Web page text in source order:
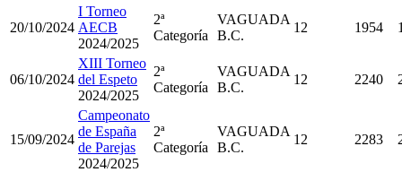
20/10/2024
I Torneo
AECB
2024/2025
2ª
Categoría
VAGUADA
B.C.
12 1954
06/10/2024
XIII Torneo
del Espeto
2024/2025
2ª
Categoría
VAGUADA
B.C.
12 2240
15/09/2024
Campeonato
de España
de Parejas
2024/2025
2ª
Categoría
VAGUADA
B.C.
12 2283